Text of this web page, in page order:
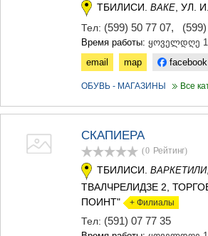
ТБИЛИСИ. ВАКЕ , УЛ.
Тел: (599) 50 77 07,
Время работы: ყოველდღე
email
map facebook
ОБУВЬ - МАГАЗИНЫ Все
СКАПИЕРА
(0 Рейтинг)
ТБИЛИСИ. ВАРКЕТИЛИ
ТВАЛЧРЕЛИДЗЕ 2,
ПОИНТ" + Филиалы
Тел: (591) 07 77 35